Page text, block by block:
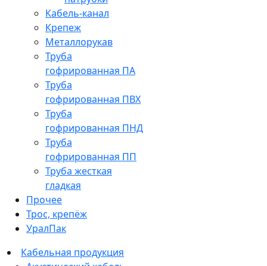
Кабель-канал
Крепеж
Металлорукав
Труба
гофрированная ПА
Труба
гофрированная ПВХ
Труба
гофрированная ПНД
Труба
гофрированная ПП
Труба жесткая
гладкая
Прочее
Трос, крепёж
УралПак
Кабельная продукция